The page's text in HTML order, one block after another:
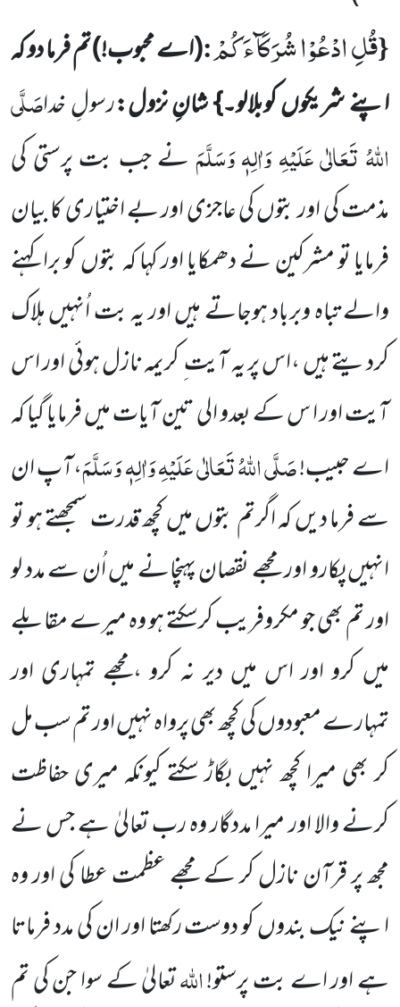
{قُلِ ادْعُوْا شُرَكَآءَكُمْ:(اے محبوب!)تم فرما دو کہ
اپنے شریکوں کوبلالو۔} شانِ نزول:رسولِ خداصَلَّی
اللہُ تَعَالٰی عَلَیْہِ وَاٰلِہٖ وَسَلَّمَنے جب بت پرستی کی
مذمت کی اور بتوں کی عاجزی اور بے اختیاری کا بیان
فرمایا تو مشرکین نے دھمکایا اورکہا کہ بتوں کو برا کہنے
والے تباہ وبرباد ہوجاتے ہیں اور یہ بت اُنہیں ہلاک
کردیتے ہیں ،اس پر یہ آیت ِ کریمہ نازل ہوئیاور اس
آیت اور ا س کے بعدو الی تین آیات میں فرمایا گیا کہ
اے حبیب!صَلَّی اللہُ تَعَالٰی عَلَیْہِ وَاٰلِہٖ وَسَلَّمَ،آپ ان
سے فرما دیں کہ اگرتم بتوں میں کچھ قدرت سمجھتے ہو تو
انہیں پکارو اور مجھے نقصان پہنچانے میں اُن سے مدد لو
اور تم بھی جو مکروفریبکرسکتے ہو وہ میرے مقابلے
میں کرو اور اس میں دیر نہ کرو ،مجھے تمہاری اور
تمہارے معبودوں کی کچھ بھی پرواہ نہیں اور تم سبمل
کر بھی میرا کچھ نہیں بگاڑ سکتے کیونکہ میری حفاظت
کرنے والا اور میرا مددگار وہ رب تعالیٰ ہے جس نے
مجھ پر قرآن نازلکر کے مجھے عظمت عطا کی اور وہ
اپنے نیک بندوں کو دوست رکھتا اور ان کی مدد فرماتا
ہے اور اے بت پرستو!اللہتعالیٰ کےسوا جن کی تم